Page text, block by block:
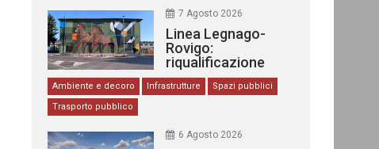
7 Agosto 2026
Linea Legnago-
Rovigo:
riqualificazione
delle stazioni
Ambiente e decoro Infrastrutture
Spazi pubblici
Trasporto pubblico
6 Agosto 2026